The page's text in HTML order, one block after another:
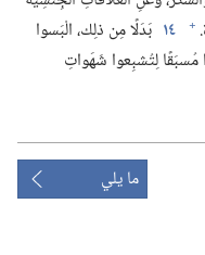
+ ١٤ بَدَلًا مِن ذلِك،‏ الْبَسوا
لِتُشبِعوا شَهَواتِ
ما يلي